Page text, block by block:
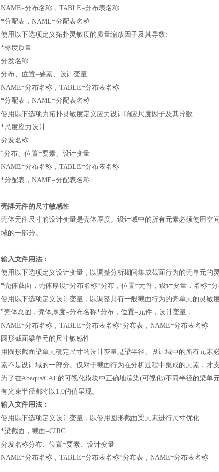
NAME=分布名称，TABLE=分布表名称
*分配表，NAME=分配表名称
使用以下选项定义拓扑灵敏度的质量缩放因子及其导数:
*标度质量
分发名称
分布、位置=要素、设计变量
NAME=分布名称，TABLE=分布表名称
*分配表，NAME=分配表名称
使用以下选项为拓扑灵敏度定义应力设计响应尺度因子及其导数:
*尺度应力设计
分发名称
“分布、位置=要素、设计变量
NAME=分布名称，TABLE=分布表名称
*分配表，NAME=分配表名称
壳牌元件的尺寸敏感性
壳体元件尺寸的设计变量是壳体厚度。设计域中的所有元素必须使用
域的一部分。
输入文件用法 ：
使用以下选项定义设计变量，以调整分析期间集成截面行为的壳单元的
*壳体截面，壳体厚度=分布名称*分布，位置=元件，设计变量，名称=
使用以下选项定义设计变量，以调整具有一般截面行为的壳单元的灵敏
"壳体总图，壳体厚度=分布名称*分布，位置=元件，设计变量，
NAME=分布名称，TABLE=分布表名称*分布表，NAME=分布表名称
圆形截面梁单元的尺寸敏感性
用圆形截面梁单元确定尺寸的设计变量是梁半径。设计域中的所有元
素不是设计域的一部分。仅对于截面行为在分析过程中集成的元素，才
为了在Abaqus/CAE的可视化模块中正确地渲染(可视化)不同半径的梁
有光束半径都将以1.0的值呈现。
输入文件用法 ：
使用以下选项定义设计变量，以使用圆形截面梁元素进行尺寸优化:
*梁截面，截面=CIRC
分发名称分布、位置=要素、设计变量
NAME=分布名称，TABLE=分布表名称*分布表，NAME=分布表名称
汽车交通